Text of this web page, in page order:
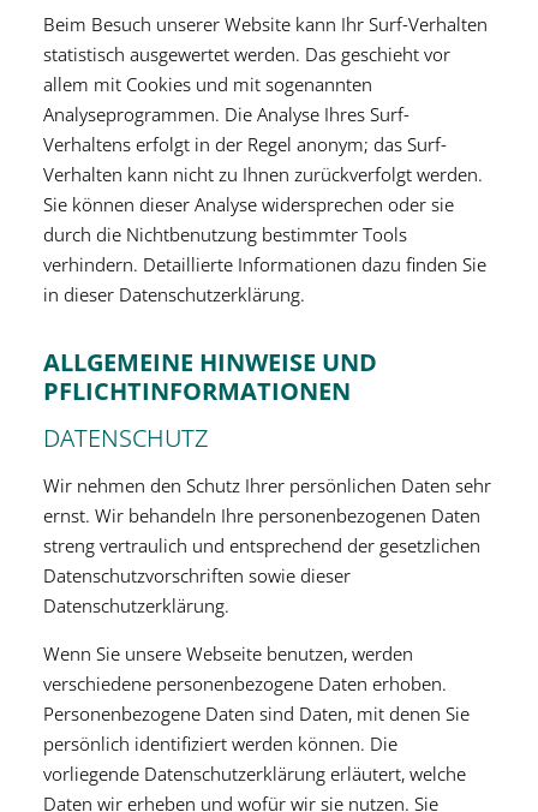
Beim Besuch unserer Website kann Ihr Surf-Verhalten
statistisch ausgewertet werden. Das geschieht vor
allem mit Cookies und mit sogenannten
Analyseprogrammen. Die Analyse Ihres Surf-
Verhaltens erfolgt in der Regel anonym; das Surf-
Verhalten kann nicht zu Ihnen zurückverfolgt werden.
Sie können dieser Analyse widersprechen oder sie
durch die Nichtbenutzung bestimmter Tools
verhindern. Detaillierte Informationen dazu finden Sie
in dieser Datenschutzerklärung.
ALLGEMEINE HINWEISE UND
PFLICHTINFORMATIONEN
DATENSCHUTZ
Wir nehmen den Schutz Ihrer persönlichen Daten sehr
ernst. Wir behandeln Ihre personenbezogenen Daten
streng vertraulich und entsprechend der gesetzlichen
Datenschutzvorschriften sowie dieser
Datenschutzerklärung.
Wenn Sie unsere Webseite benutzen, werden
verschiedene personenbezogene Daten erhoben.
Personenbezogene Daten sind Daten, mit denen Sie
persönlich identifiziert werden können. Die
vorliegende Datenschutzerklärung erläutert, welche
Daten wir erheben und wofür wir sie nutzen. Sie